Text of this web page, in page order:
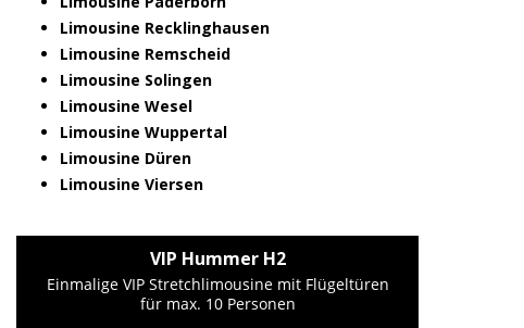
Limousine Recklinghausen
Limousine Remscheid
Limousine Solingen
Limousine Wesel
Limousine Wuppertal
Limousine Düren
Limousine Viersen
VIP Hummer H2
Einmalige VIP Stretchlimousine mit Flügeltüren
für max. 10 Personen